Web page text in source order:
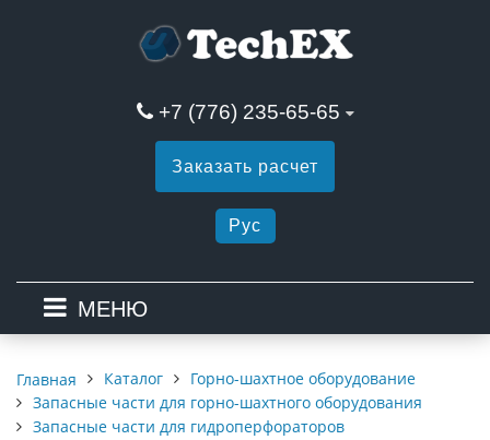
+7 (776) 235-65-65
Заказать расчет
Рус
МЕНЮ
Главная Каталог
Горно-шахтное оборудование
Запасные части для горно-шахтного оборудования
Запасные части для гидроперфораторов